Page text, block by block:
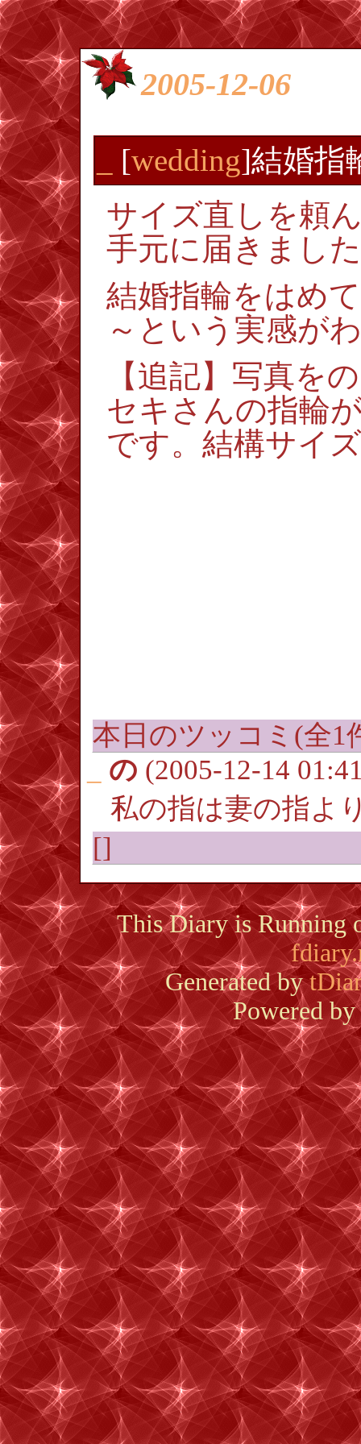
2005-12-06
[wedding]結婚指
サイズ直しを頼
手元に届きまし
結婚指輪をはめ
～という実感が
【追記】写真を
セキさんの指輪
です。結構サイ
本日のツッコミ(全1
の (2005-12-14
私の指は妻の指よ
[]
This Diary is Running
Generated by
Powered by